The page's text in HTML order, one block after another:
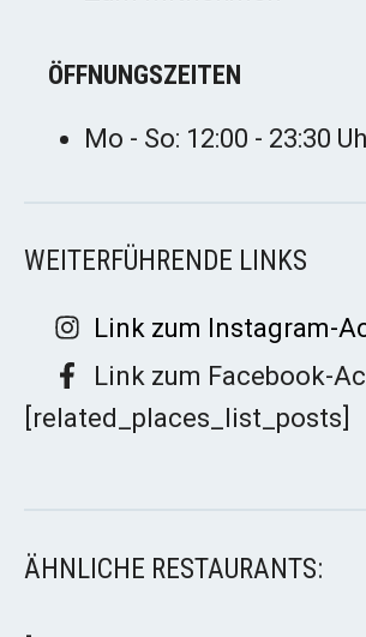
ÖFFNUNGSZEITEN
Mo - So: 12:00 - 23:30
WEITERFÜHRENDE LINKS
Link zum Instagram-
Link zum Facebook-
[related_places_list_posts]
ÄHNLICHE RESTAURANTS: